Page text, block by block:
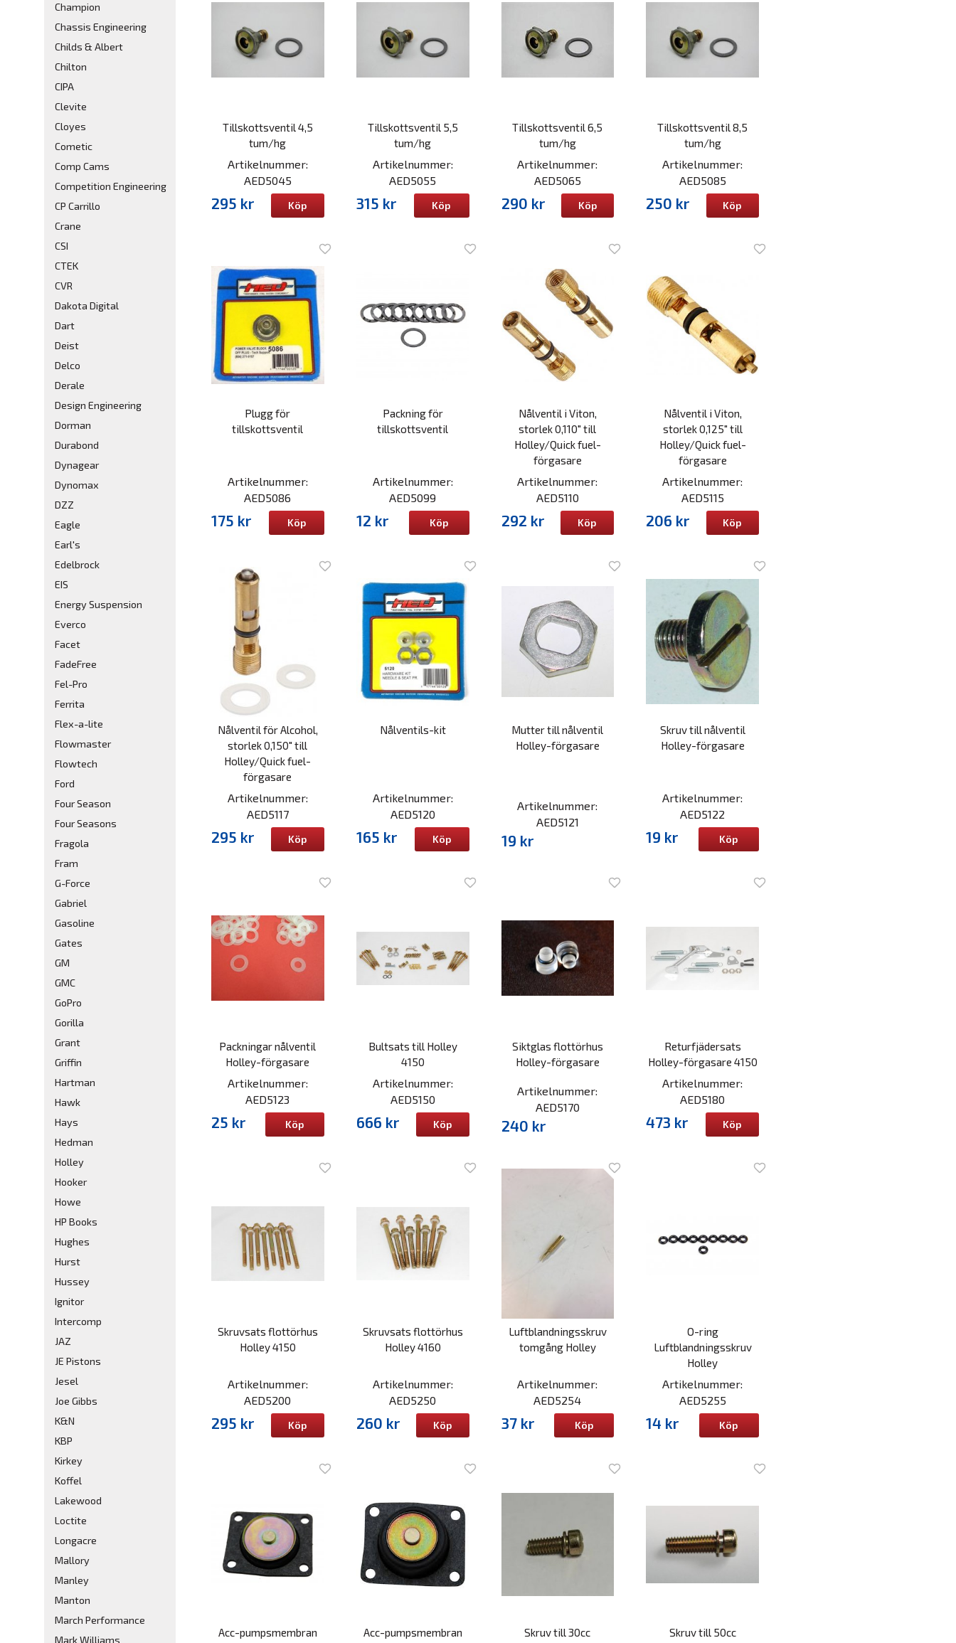
Champion
Chassis Engineering
Childs & Albert
Chilton
CIPA
Clevite
Cloyes
Cometic
Comp Cams
Competition Engineering
CP Carrillo
Crane
CSI
CTEK
CVR
Dakota Digital
Dart
Deist
Delco
Derale
Design Engineering
Dorman
Durabond
Dynagear
Dynomax
DZZ
Eagle
Earl's
Edelbrock
EIS
Energy Suspension
Everco
Facet
FadeFree
Fel-Pro
Ferrita
Flex-a-lite
Flowmaster
Flowtech
Ford
Four Season
Four Seasons
Fragola
Fram
G-Force
Gabriel
Gasoline
Gates
GM
GMC
GoPro
Gorilla
Grant
Griffin
Hartman
Hawk
Hays
Hedman
Holley
Hooker
Howe
HP Books
Hughes
Hurst
Hussey
Ignitor
Intercomp
JAZ
JE Pistons
Jesel
Joe Gibbs
K&N
KBP
Kirkey
Koffel
Lakewood
Loctite
Longacre
Mallory
Manley
Manton
March Performance
Mark Williams
Tillskottsventil 4,5
tum/hg
Artikelnummer:
AED5045
295 kr Köp
Tillskottsventil 5,5
tum/hg
Artikelnummer:
AED5055
315 kr Köp
Tillskottsventil 6,5
tum/hg
Artikelnummer:
AED5065
290 kr Köp
Tillskottsventil 8,5
tum/hg
Artikelnummer:
AED5085
250 kr Köp
Plugg för
tillskottsventil
Artikelnummer:
AED5086
175 kr Köp
Packning för
tillskottsventil
Artikelnummer:
AED5099
12 kr Köp
Nålventil i Viton,
storlek 0,110" till
Holley/Quick fuel-
förgasare
Artikelnummer:
AED5110
292 kr Köp
Nålventil i Viton,
storlek 0,125" till
Holley/Quick fuel-
förgasare
Artikelnummer:
AED5115
206 kr Köp
Nålventil för Alcohol,
storlek 0,150" till
Holley/Quick fuel-
förgasare
Artikelnummer:
AED5117
295 kr Köp
Nålventils-kit
Artikelnummer:
AED5120
165 kr Köp
Mutter till nålventil
Holley-förgasare
Artikelnummer:
AED5121
19 kr
Skruv till nålventil
Holley-förgasare
Artikelnummer:
AED5122
19 kr Köp
Packningar nålventil
Holley-förgasare
Artikelnummer:
AED5123
25 kr Köp
Bultsats till Holley
4150
Artikelnummer:
AED5150
666 kr Köp
Siktglas flottörhus
Holley-förgasare
Artikelnummer:
AED5170
240 kr
Returfjädersats
Holley-förgasare 4150
Artikelnummer:
AED5180
473 kr Köp
Skruvsats flottörhus
Holley 4150
Artikelnummer:
AED5200
295 kr Köp
Skruvsats flottörhus
Holley 4160
Artikelnummer:
AED5250
260 kr Köp
Luftblandningsskruv
tomgång Holley
Artikelnummer:
AED5254
37 kr Köp
O-ring
Luftblandningsskruv
Holley
Artikelnummer:
AED5255
14 kr Köp
Acc-pumpsmembran
Acc-pumpsmembran
Skruv till 30cc
Skruv till 50cc